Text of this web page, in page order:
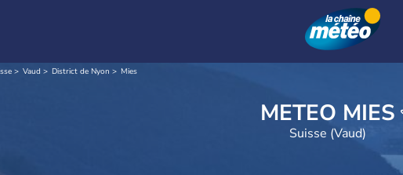
Vaud District de Nyon Mies
METEO MIES
Suisse (Vaud)